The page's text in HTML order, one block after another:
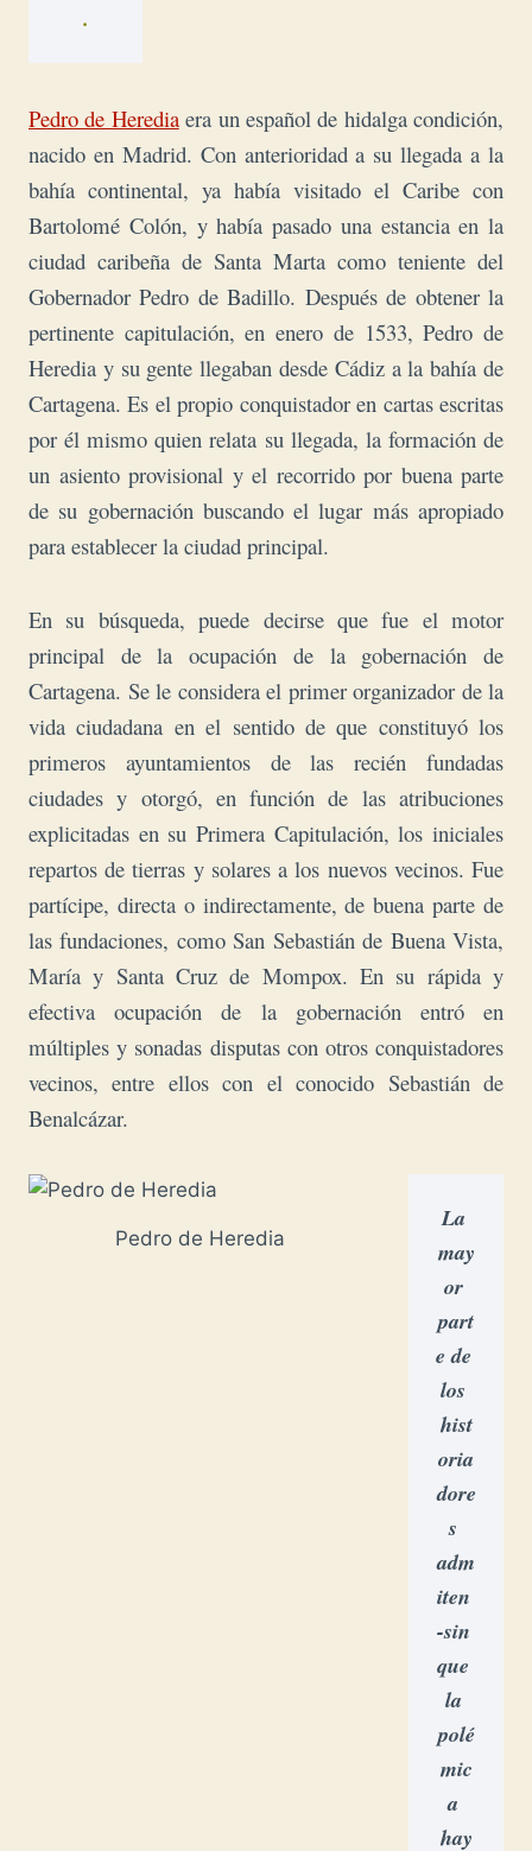
.
Pedro de Herediaera un español de hidalga condición,
nacido en Madrid. Con anterioridad a su llegada a la
bahía continental, ya había visitado el Caribe con
Bartolomé Colón, y había pasado una estancia en la
ciudad caribeña de Santa Marta como teniente del
Gobernador Pedro de Badillo. Después de obtener la
pertinente capitulación, en enero de 1533, Pedro de
Heredia y su gente llegaban desde Cádiz a la bahía de
Cartagena. Es el propio conquistador en cartas escritas
por él mismo quien relata su llegada, la formación de
un asiento provisional y el recorrido por buena parte
de su gobernación buscando el lugar más apropiado
para establecer la ciudad principal.
En su búsqueda, puede decirse que fue el motor
principal de la ocupación de la gobernación de
Cartagena. Se le considera el primer organizador de la
vida ciudadana en el sentido de que constituyó los
primeros ayuntamientos de las recién fundadas
ciudades y otorgó, en función de las atribuciones
explicitadas en su Primera Capitulación, los iniciales
repartos de tierras y solares a los nuevos vecinos. Fue
partícipe, directa o indirectamente, de buena parte de
las fundaciones, como San Sebastián de Buena Vista,
María y Santa Cruz de Mompox. En su rápida y
efectiva ocupación de la gobernación entró en
múltiples y sonadas disputas con otros conquistadores
vecinos, entre ellos con el conocido Sebastián de
Benalcázar.
Pedro de Heredia
La
may
or
part
e de
los
hist
oria
dore
s
adm
iten
-sin
que
la
polé
mic
a
hay